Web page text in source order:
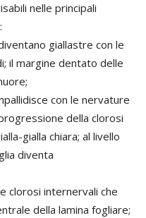
nelle principali
giallastre con le
il margine dentato delle
con le nervature
della clorosi
gialla chiara; al livello
diventa
clorosi internervali che
della lamina fogliare;